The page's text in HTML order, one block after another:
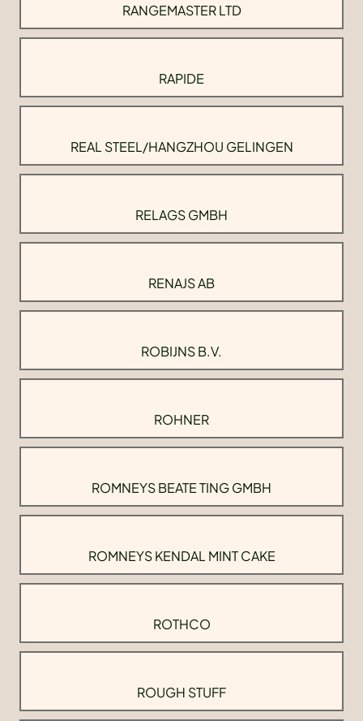
RANGEMASTER LTD
RAPIDE
REAL STEEL/HANGZHOU GELINGEN
RELAGS GMBH
RENAJS AB
ROBIJNS B.V.
ROHNER
ROMNEYS BEATE TING GMBH
ROMNEYS KENDAL MINT CAKE
ROTHCO
ROUGH STUFF